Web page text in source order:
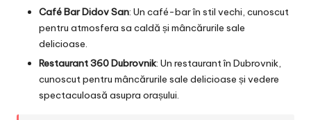
Café Bar Didov San: Un café-bar în stil vechi, cunoscut
pentru atmosfera sa caldă și mâncărurile sale
delicioase.
Restaurant 360 Dubrovnik: Un restaurant în Dubrovnik,
cunoscut pentru mâncărurile sale delicioase și vedere
spectaculoasă asupra orașului.